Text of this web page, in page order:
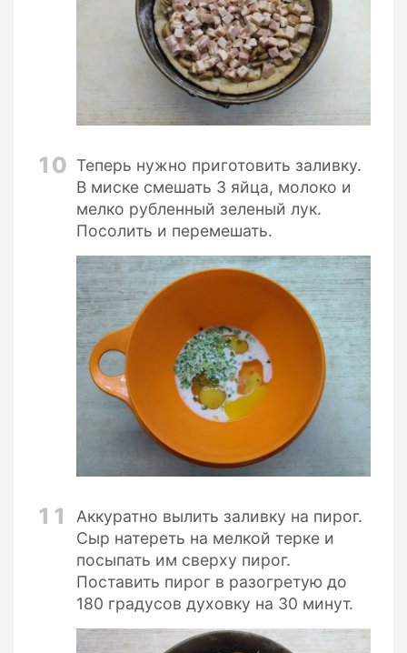
10 Теперь нужно приготовить заливку.
В миске смешать 3 яйца, молоко и
мелко рубленный зеленый лук.
Посолить и перемешать.
11
Аккуратно вылить заливку на пирог.
Сыр натереть на мелкой терке и
посыпать им сверху пирог.
Поставить пирог в разогретую до
180 градусов духовку на 30 минут.